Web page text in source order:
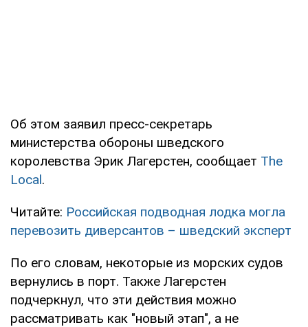
Об этом заявил пресс-секретарь
министерства обороны шведского
королевства Эрик Лагерстен, сообщает The
Local.
Читайте: Российская подводная лодка могла
перевозить диверсантов – шведский эксперт
По его словам, некоторые из морских судов
вернулись в порт. Также Лагерстен
подчеркнул, что эти действия можно
рассматривать как "новый этап", а не